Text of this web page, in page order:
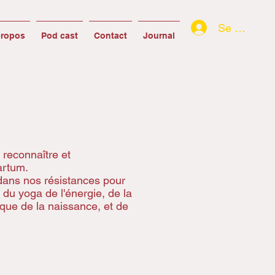
Pod cast Contact Journal
Se
et
nos résistances pour
yoga de l'énergie, de la
de la naissance, et de